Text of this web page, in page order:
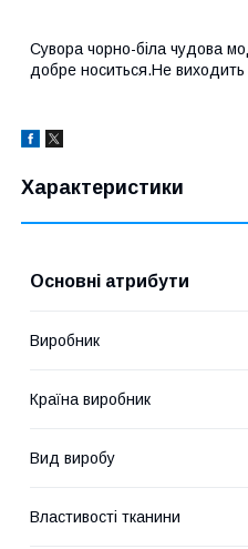
Сувора чорно-біла чудова
добре носиться.Не виходить
Характеристики
Основні атрибути
Виробник
Країна виробник
Вид виробу
Властивості тканини